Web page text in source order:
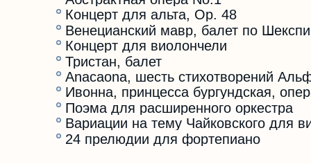
Концерт для альта, Op. 48
Венецианский мавр, балет по
Концерт для виолончели
Тристан, балет
Anacaona, шесть стихотворений
Ивонна, принцесса бургундская,
Поэма для расширенного оркестра
Вариации на тему Чайковского для
24 прелюдии для фортепиано